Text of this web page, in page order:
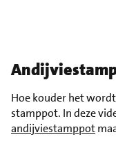
Hoe kouder het
stamppot. In deze
andijviestamppot